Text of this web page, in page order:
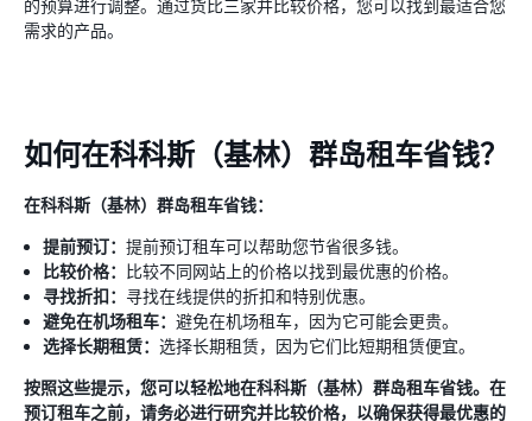
的预算进行调整。通过货比三家并比较价格，您可以找到最适合您
需求的产品。
如何在科科斯（基林）群岛租车省钱？
在科科斯（基林）群岛租车省钱：
提前预订： 提前预订租车可以帮助您节省很多钱。
比较价格：
比较不同网站上的价格以找到最优惠的价格。
寻找折扣： 寻找在线提供的折扣和特别优惠。
避免在机场租车： 避免在机场租车，因为它可能会更贵。
选择长期租赁： 选择长期租赁，因为它们比短期租赁便宜。
按照这些提示，您可以轻松地在科科斯（基林）群岛租车省钱。在
预订租车之前，请务必进行研究并比较价格，以确保获得最优惠的